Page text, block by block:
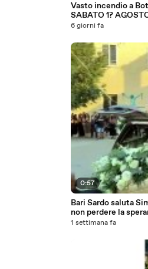
Vasto incendio a
SABATO 1?
6 giorni fa
0:57
Bari Sardo saluta
non perdere la
1 settimana fa